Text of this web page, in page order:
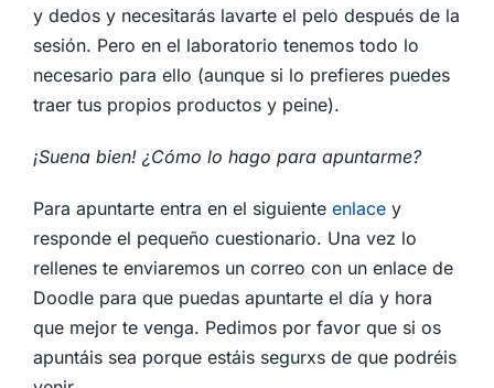
y dedos y necesitarás lavarte el pelo después de la
sesión. Pero en el laboratorio tenemos todo lo
necesario para ello (aunque si lo prefieres puedes
traer tus propios productos y peine).
¡Suena bien! ¿Cómo lo hago para apuntarme?
Para apuntarte entra en el siguiente enlacey
responde el pequeño cuestionario. Una vez lo
rellenes te enviaremos un correo con un enlace de
Doodle para que puedas apuntarte el día y hora
que mejor te venga. Pedimos por favor que si os
apuntáis sea porque estáis segurxs de que podréis